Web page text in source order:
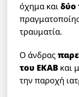
όχημα καιδύο
τραυματία.
Ο άνδρας
του ΕΚΑΒ και
την παροχή